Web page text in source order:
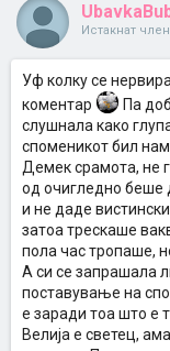
Истакнат член
Уф колку се
коментар
Па
слушнала како
споменикот бил
Демек срамота, не
од очигледно беше
и не даде
затоа трескаше
пола час тропаше,
А си се запрашала
поставување на
е заради тоа што е
Велија е светец,